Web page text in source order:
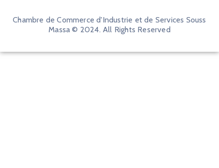
Chambre de Commerce d'Industrie et de Services Souss
Massa © 2024. All Rights Reserved